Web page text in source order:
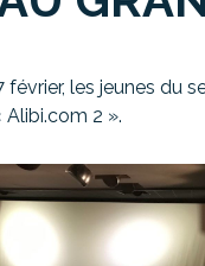
février, les jeunes du
Alibi.com 2 ».